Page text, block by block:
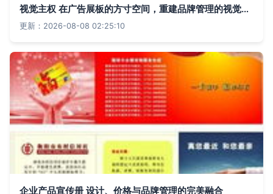
视觉主权 在广告展板的方寸空间，重建品牌管理的视觉力量
更新：2026-08-08 02:25:10
企业产品宣传册 设计、价格与品牌管理的完美融合